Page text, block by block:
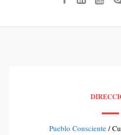
Pueblo Consciente /